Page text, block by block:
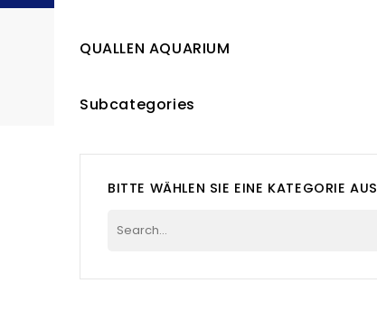
QUALLEN AQUARIUM
Subcategories
BITTE WÄHLEN SIE EINE KATEGORIE AUS